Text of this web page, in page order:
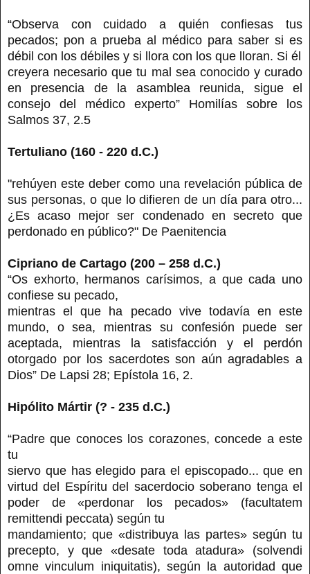
“Observa con cuidado a quién confiesas tus
pecados; pon a prueba al médico para saber si es
débil con los débiles y si llora con los que lloran. Si él
creyera necesario que tu mal sea conocido y curado
en presencia de la asamblea reunida, sigue el
consejo del médico experto” Homilías sobre los
Salmos 37, 2.5
Tertuliano (160 - 220 d.C.)
"rehúyen este deber como una revelación pública de
sus personas, o que lo difieren de un día para otro...
¿Es acaso mejor ser condenado en secreto que
perdonado en público?" De Paenitencia
Cipriano de Cartago (200 – 258 d.C.)
“Os exhorto, hermanos carísimos, a que cada uno
confiese su pecado,
mientras el que ha pecado vive todavía en este
mundo, o sea, mientras su confesión puede ser
aceptada, mientras la satisfacción y el perdón
otorgado por los sacerdotes son aún agradables a
Dios” De Lapsi 28; Epístola 16, 2.
Hipólito Mártir (? - 235 d.C.)
“Padre que conoces los corazones, concede a este
tu
siervo que has elegido para el episcopado... que en
virtud del Espíritu del sacerdocio soberano tenga el
poder de «perdonar los pecados» (facultatem
remittendi peccata) según tu
mandamiento; que «distribuya las partes» según tu
precepto, y que «desate toda atadura» (solvendi
omne vinculum iniquitatis), según la autoridad que